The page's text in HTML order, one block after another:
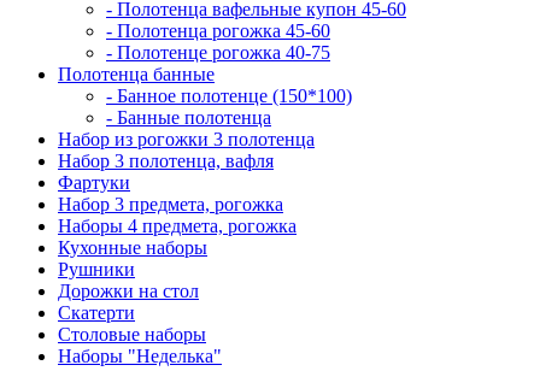
- Полотенца вафельные купон 45-60
- Полотенца рогожка 45-60
- Полотенце рогожка 40-75
Полотенца банные
- Банное полотенце (150*100)
- Банные полотенца
Набор из рогожки 3 полотенца
Набор 3 полотенца, вафля
Фартуки
Набор 3 предмета, рогожка
Наборы 4 предмета, рогожка
Кухонные наборы
Рушники
Дорожки на стол
Скатерти
Столовые наборы
Наборы "Неделька"